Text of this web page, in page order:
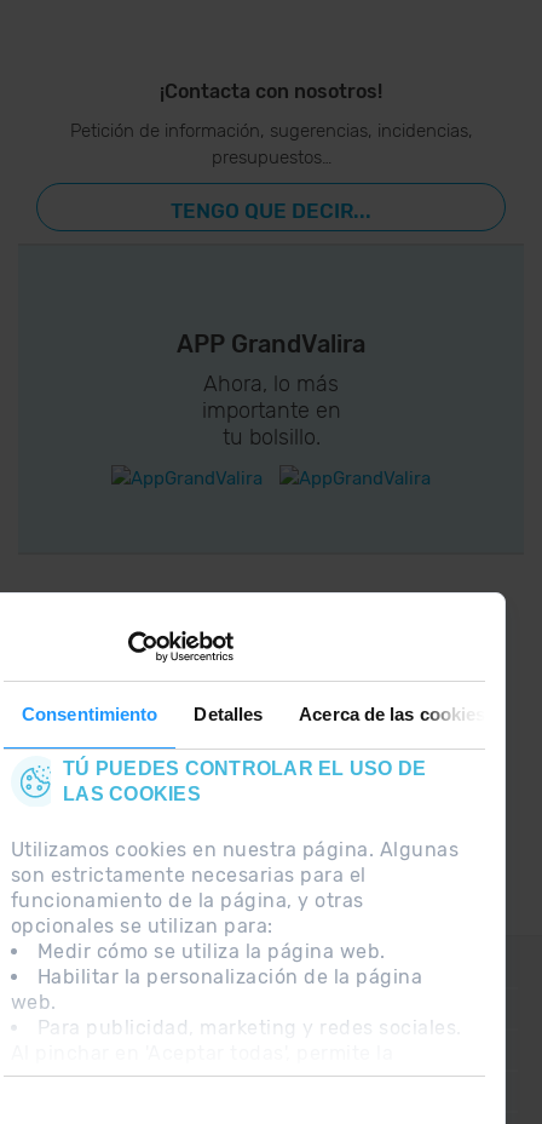
Consentimiento Detalles Acerca de las cookies
TÚ PUEDES CONTROLAR EL USO DE
LAS COOKIES
Utilizamos cookies en nuestra página. Algunas
son estrictamente necesarias para el
funcionamiento de la página, y otras
opcionales se utilizan para:
Medir cómo se utiliza la página web.
Habilitar la personalización de la página
web.
Para publicidad, marketing y redes sociales.
instalación de las cookies. Si prefieres
¡Contacta con nosotros!
Petición de información, sugerencias, incidencias,
presupuestos…
TENGO QUE DECIR...
APP GrandValira
Ahora, lo más
importante en
tu bolsillo.
¡CONECTA CON
GRANDVALIRA!
entérate de lo último el primero :)
CONTACTO
PREGUNTAS FRECUENTES